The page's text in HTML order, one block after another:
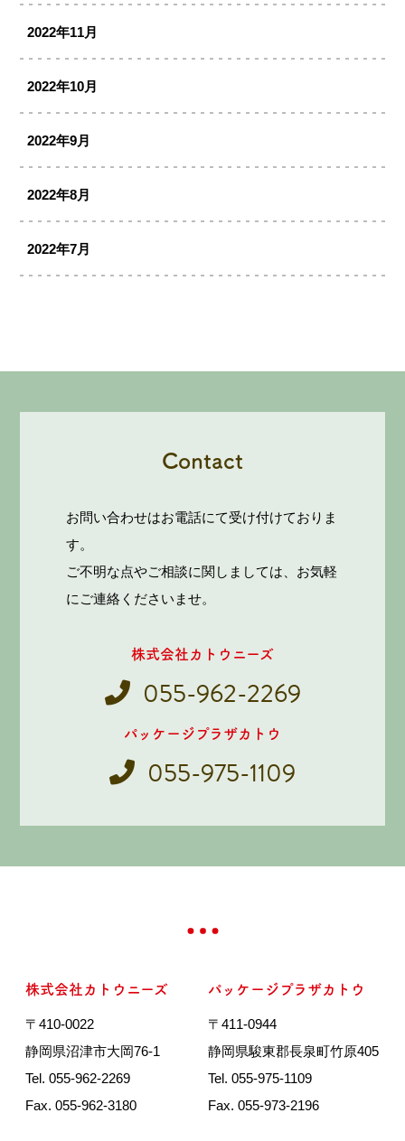
2022年11月
2022年10月
2022年9月
2022年8月
2022年7月
Contact
お問い合わせはお電話にて受け付けておりま
す。
ご不明な点やご相談に関しましては、お気軽
にご連絡くださいませ。
株式会社カトウニーズ
055-962-2269
パッケージプラザカトウ
055-975-1109
株式会社カトウニーズ
〒410-0022
静岡県沼津市大岡76-1
Tel. 055-962-2269
Fax. 055-962-3180
パッケージプラザカトウ
〒411-0944
静岡県駿東郡長泉町竹原405
Tel. 055-975-1109
Fax. 055-973-2196